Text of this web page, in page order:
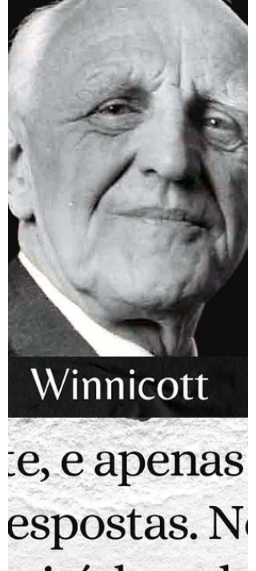
ideia de que quando você encontrar a
pessoa certa tudo será lindo e você terá paz?
Sinto te dizer,...